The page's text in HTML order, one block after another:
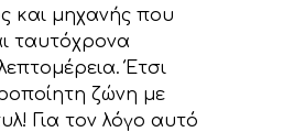
και μηχανής που
ταυτόχρονα
Έτσι
ζώνη με
Για τον λόγο αυτό